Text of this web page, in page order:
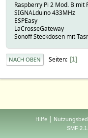
Raspberry Pi 2 Mod. B mit
SIGNALduino 433MHz
ESPEasy
LaCrosseGateway
Sonoff Steckdosen mit
NACH OBEN Seiten 1
Hilfe |
SMF